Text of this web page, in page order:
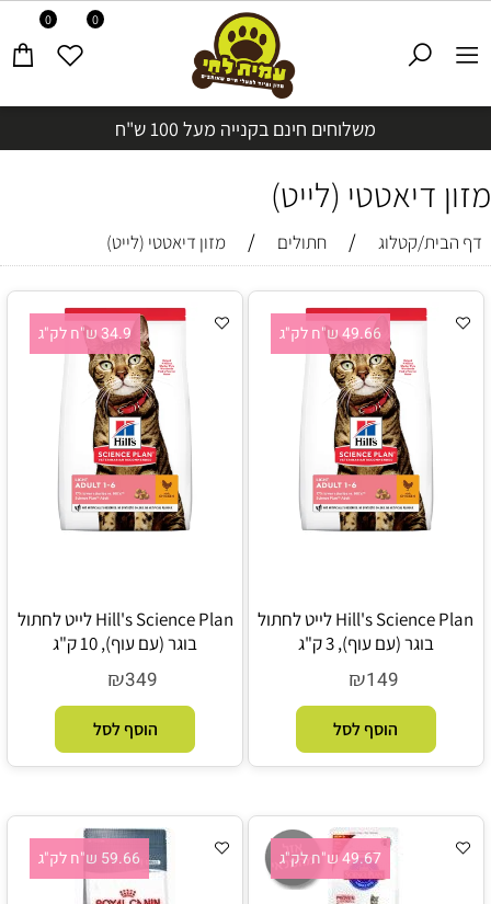
משלוחים חינם בקנייה מעל 100 ש"ח
0 0
מזון דיאטטי (לייט)
דף הבית/קטלוג / חתולים / מזון דיאטטי (לייט)
49.66 ש"ח לק"ג
Hill's Science Plan לייט לחתול
בוגר (עם עוף), 3 ק"ג
₪149
הוסף לסל
34.9 ש"ח לק"ג
Hill's Science Plan לייט לחתול
בוגר (עם עוף), 10 ק"ג
₪349
הוסף לסל
49.67 ש"ח לק"ג 59.66 ש"ח לק"ג